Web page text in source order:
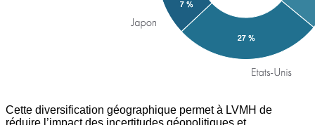
Cette diversification géographique permet à LVMH de
réduire l’impact des incertitudes géopolitiques et